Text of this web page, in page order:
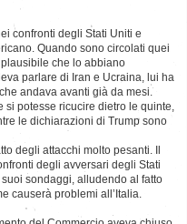
confronti degli Stati Uniti e
Quando sono circolati quei
che lo abbiano
parlare di Iran e Ucraina, lui ha
andava avanti già da mesi.
si potesse ricucire dietro le quinte,
le dichiarazioni di Trump sono
degli attacchi molto pesanti. Il
degli avversari degli Stati
sondaggi, alludendo al fatto
causerà problemi all’Italia.